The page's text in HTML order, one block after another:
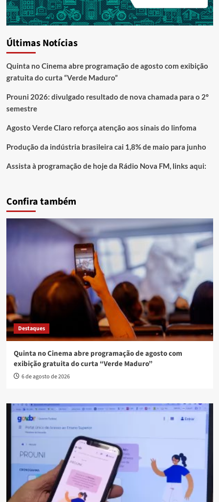
Últimas Notícias
Quinta no Cinema abre programação de agosto com exibição
gratuita do curta “Verde Maduro”
Prouni 2026: divulgado resultado de nova chamada para o 2º
semestre
Agosto Verde Claro reforça atenção aos sinais do linfoma
Produção da indústria brasileira cai 1,8% de maio para junho
Assista à programação de hoje da Rádio Nova FM, links aqui:
Confira também
Destaques
Quinta no Cinema abre programação de agosto com
exibição gratuita do curta “Verde Maduro”
6 de agosto de 2026